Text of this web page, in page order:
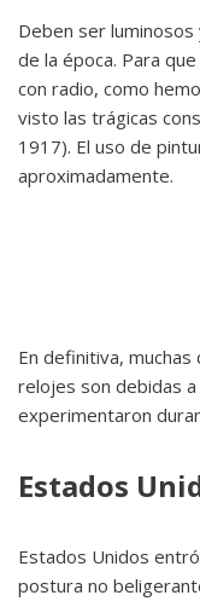
Deben ser
de la época. Para
con radio, como
visto las trágicas
1917). El uso de
aproximadamente.
En definitiva,
relojes son debidas
experimentaron
Estados
Estados Unidos
postura no